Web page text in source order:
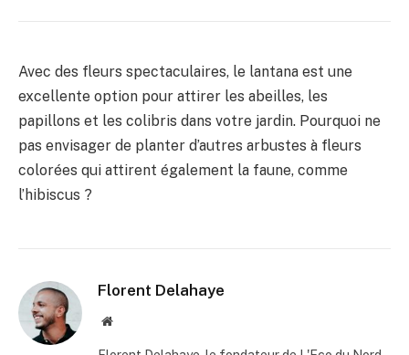
Avec des fleurs spectaculaires, le lantana est une
excellente option pour attirer les abeilles, les
papillons et les colibris dans votre jardin. Pourquoi ne
pas envisager de planter d’autres arbustes à fleurs
colorées qui attirent également la faune, comme
l’hibiscus ?
Florent Delahaye
Site